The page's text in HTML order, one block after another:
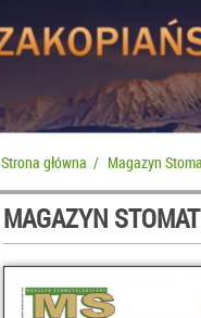
Strona główna / Magazyn
MAGAZYN